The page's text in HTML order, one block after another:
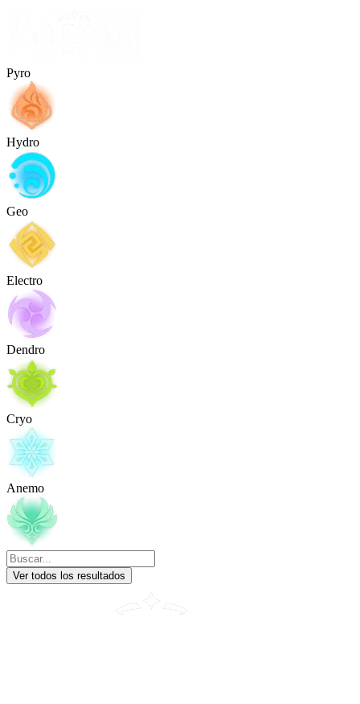
Pyro
Hydro
Geo
Electro
Dendro
Cryo
Anemo
Ver todos los resultados